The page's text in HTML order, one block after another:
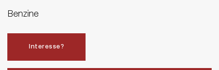
Benzine
Interesse?